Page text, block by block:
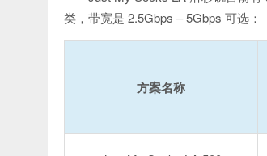
类，带宽是 2.5Gbps – 5Gbps 可选：
方案名称